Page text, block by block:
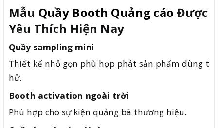
Mẫu Quầy Booth Quảng cáo Được
Yêu Thích Hiện Nay
Quầy sampling mini
Thiết kế nhỏ gọn phù hợp phát sản phẩm dùng t
hử.
Booth activation ngoài trời
Phù hợp cho sự kiện quảng bá thương hiệu.